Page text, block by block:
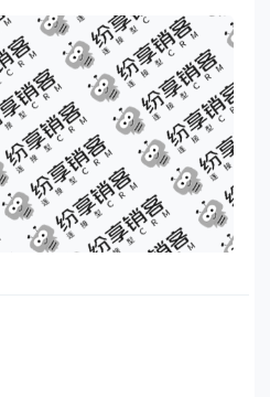
化建设系统。5.理解能力强，沟